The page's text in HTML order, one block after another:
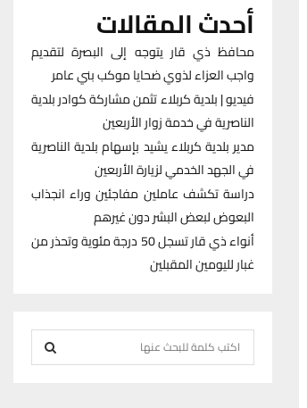
أحدث المقالات
محافظ ذي قار يتوجه إلى البصرة لتقديم
واجب العزاء لذوي ضحايا موكب بني عامر
فيديو | بلدية كربلاء تثمن مشاركة كوادر بلدية
الناصرية في خدمة زوار الأربعين
مدير بلدية كربلاء يشيد بإسهام بلدية الناصرية
في الجهد الخدمي لزيارة الأربعين
دراسة تكشف عاملين مفاجئين وراء انجذاب
البعوض لبعض البشر دون غيرهم
أنواء ذي قار تسجل 50 درجة مئوية وتحذر من
غبار لليومين المقبلين
e